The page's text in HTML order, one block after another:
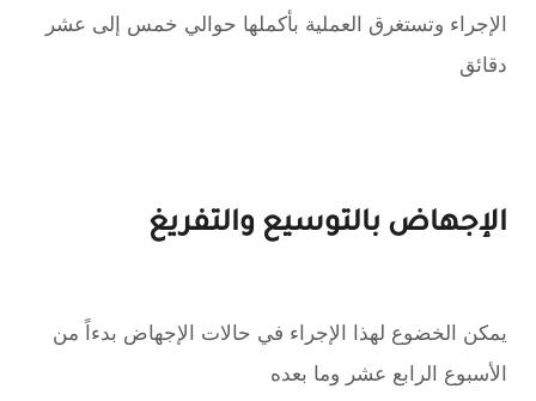
الإجراء وتستغرق العملية بأكملها حوالي خمس إلى عشر
دقائق
الإجهاض بالتوسيع والتفريغ
يمكن الخضوع لهذا الإجراء في حالات الإجهاض بدءاً من
الأسبوع الرابع عشر وما بعده